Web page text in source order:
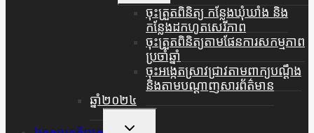
Menu
ចុះត្រួតពិនិត្យ កន្លែងឃុំឃាំង និង
កន្លែងដកហូតសេរីភាព
ចុះត្រួតពិនិត្យតាមផែនការសកម្មភាព
ប្រចាំឆ្នាំ
ចុះអង្កេតស្រាវជ្រាវតាមពាក្យបណ្តឹង
និងតាមបណ្តាញសារព័ត៌មាន
ឆ្នាំ២០២៤
Toggle